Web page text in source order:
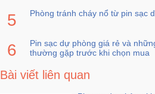
Phòng tránh cháy nổ từ pin sạc
Pin sạc dự phòng giá rẻ và
thường gặp trước khi chọn mua
Bài viết liên quan